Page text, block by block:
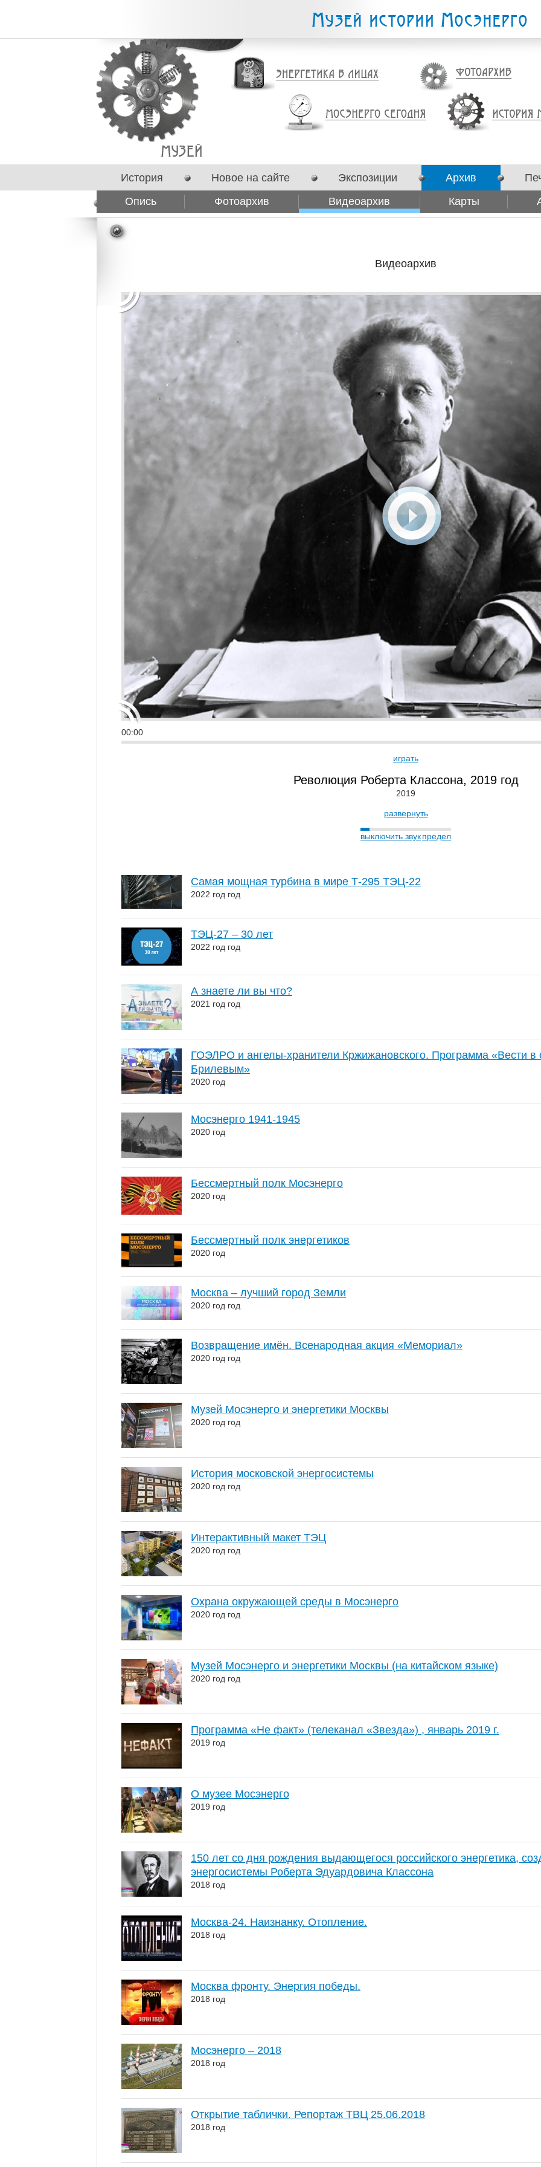
История Новое на сайте Экспозиции
Архив
Опись
Фотоархив Видеоархив Карты
Сотрудничество
Видеоархив
00:00
играть
Революция Роберта Классона, 2019 год
2019
развернуть
выключить звукпредел
Самая мощная турбина в мире Т-295 ТЭЦ-22
2022 год год
ТЭЦ-27 – 30 лет
2022 год год
А знаете ли вы что?
2021 год год
ГОЭЛРО и ангелы-хранители Кржижановского. Программа «Вести в
Брилевым»
2020 год
Мосэнерго 1941-1945
2020 год
Бессмертный полк Мосэнерго
2020 год
Бессмертный полк энергетиков
2020 год
Москва – лучший город Земли
2020 год год
Возвращение имён. Всенародная акция «Мемориал»
2020 год год
Музей Мосэнерго и энергетики Москвы
2020 год год
История московской энергосистемы
2020 год год
Интерактивный макет ТЭЦ
2020 год год
Охрана окружающей среды в Мосэнерго
2020 год год
Музей Мосэнерго и энергетики Москвы (на китайском языке)
2020 год год
Программа «Не факт» (телеканал «Звезда») , январь 2019 г.
2019 год
О музее Мосэнерго
2019 год
150 лет со дня рождения выдающегося российского энергетика,
энергосистемы Роберта Эдуардовича Классона
2018 год
Москва-24. Наизнанку. Отопление.
2018 год
Москва фронту. Энергия победы.
2018 год
Мосэнерго – 2018
2018 год
Открытие таблички. Репортаж ТВЦ 25.06.2018
2018 год